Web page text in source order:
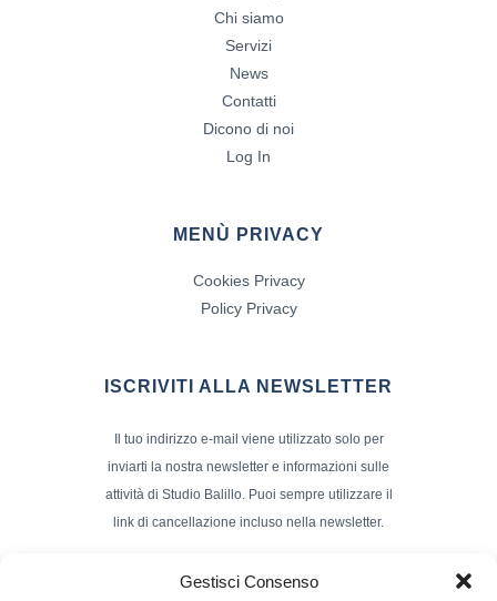
Gestisci Consenso
Chi siamo
Servizi
News
Contatti
Dicono di noi
Log In
MENÙ PRIVACY
Cookies Privacy
Policy Privacy
ISCRIVITI ALLA NEWSLETTER
Il tuo indirizzo e-mail viene utilizzato solo per
inviarti la nostra newsletter e informazioni sulle
attività di Studio Balillo. Puoi sempre utilizzare il
link di cancellazione incluso nella newsletter.